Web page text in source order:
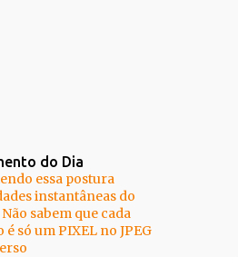
do Dia
essa postura
instantâneas do
sabem que cada
só um PIXEL no JPEG